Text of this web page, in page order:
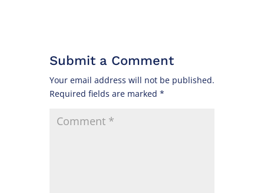
Submit a Comment
Your email address will not be published.
Required fields are marked *